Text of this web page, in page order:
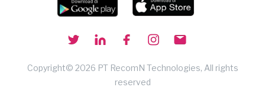
Copyright© 2026 PT RecomN Technologies, All rights
reserved